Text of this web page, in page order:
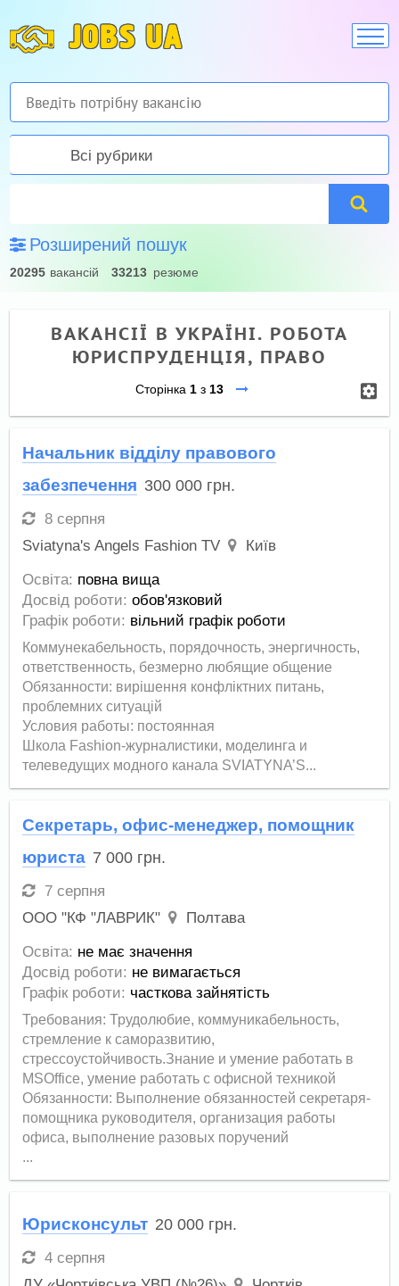
JOBS UA
Всі рубрики
Розширений пошук
20295 вакансій 33213 резюме
ВАКАНСІЇ В УКРАЇНІ. РОБОТА
ЮРИСПРУДЕНЦІЯ, ПРАВО
Сторінка 1з 13
Начальник відділу правового
забезпечення 300 000 грн.
8 серпня
Sviatyna's Angels Fashion TV
Київ
Освіта: повна вища
Досвід роботи: обов'язковий
Графік роботи: вільний графік роботи
Коммунекабельность, порядочность, энергичность,
ответственность, безмерно любящие общение
Обязанности: вирішення конфліктних питань,
проблемних ситуацій
Условия работы: постоянная
Школа Fashion-журналистики, моделинга и
телеведущих модного канала SVIATYNA’S...
Секретарь, офис-менеджер, помощник
юриста 7 000 грн.
7 серпня
ООО "КФ "ЛАВРИК"
Полтава
Освіта: не має значення
Досвід роботи: не вимагається
Графік роботи: часткова зайнятість
Требования: Трудолюбие, коммуникабельность,
стремление к саморазвитию,
стрессоустойчивость.Знание и умение работать в
MSOffice, умение работать с офисной техникой
Обязанности: Выполнение обязанностей секретаря-
помощника руководителя, организация работы
офиса, выполнение разовых поручений
...
Юрисконсульт 20 000 грн.
4 серпня